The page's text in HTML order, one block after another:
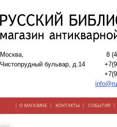
Москва,
Чистопрудный бульвар, д.14
8
| О МАГАЗИНЕ | КОНТАКТЫ | СОБЫТИЯ